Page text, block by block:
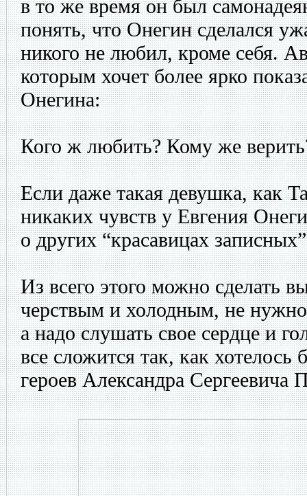
в то же время он был
понять, что Онегин сделался
никого не любил, кроме себя.
которым хочет более ярко
Онегина:
Кого ж любить? Кому же
Если даже такая девушка, как
никаких чувств у Евгения
о других “красавицах
Из всего этого можно сделать
черствым и холодным, не нужно
а надо слушать свое сердце и
все сложится так, как
героев Александра Сергеевича